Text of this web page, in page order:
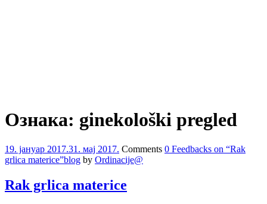
Ознака: ginekološki pregled
19. јануар 2017.31. мај 2017. Comments 0 Feedbacks on “Rak
grlica materice”blog by Ordinacije@
Rak grlica materice